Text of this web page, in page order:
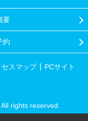
要
約
セスマップ PCサイト
rights reserved.